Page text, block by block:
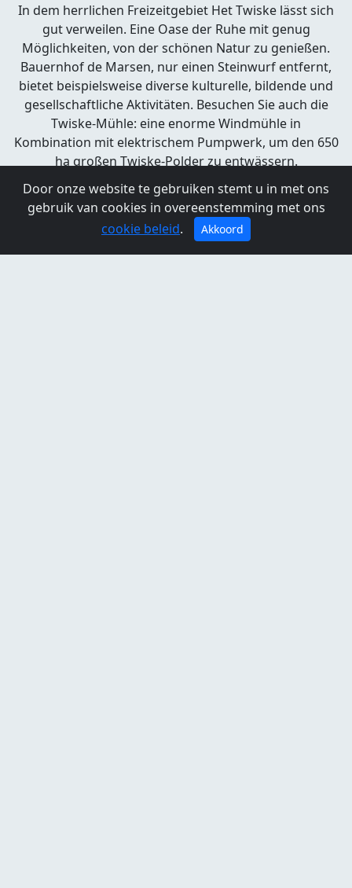
In dem herrlichen Freizeitgebiet Het Twiske lässt sich
gut verweilen. Eine Oase der Ruhe mit genug
Möglichkeiten, von der schönen Natur zu genießen.
Bauernhof de Marsen, nur einen Steinwurf entfernt,
bietet beispielsweise diverse kulturelle, bildende und
gesellschaftliche Aktivitäten. Besuchen Sie auch die
Twiske-Mühle: eine enorme Windmühle in
Kombination mit elektrischem Pumpwerk, um den 650
ha großen Twiske-Polder zu entwässern.
Standort De Hogelkamp, Erholungsgebiet Twiske-
Waterland
Landsmeer
Door onze website te gebruiken stemt u in met ons
gebruik van cookies in overeenstemming met ons
cookie beleid. Akkoord